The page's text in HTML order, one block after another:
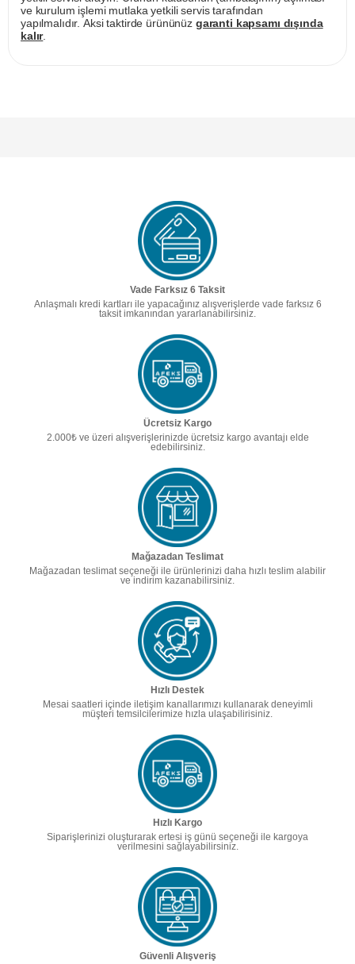
ve kurulum işlemi mutlaka yetkili servis tarafından
yapılmalıdır. Aksi taktirde ürününüz garanti kapsamı dışında
kalır.
Vade Farksız 6 Taksit
Anlaşmalı kredi kartları ile yapacağınız alışverişlerde vade farksız 6
taksit imkanından yararlanabilirsiniz.
Ücretsiz Kargo
2.000₺ ve üzeri alışverişlerinizde ücretsiz kargo avantajı elde
edebilirsiniz.
Mağazadan Teslimat
Mağazadan teslimat seçeneği ile ürünlerinizi daha hızlı teslim alabilir
ve indirim kazanabilirsiniz.
Hızlı Destek
Mesai saatleri içinde iletişim kanallarımızı kullanarak deneyimli
müşteri temsilcilerimize hızla ulaşabilirisiniz.
Hızlı Kargo
Siparişlerinizi oluşturarak ertesi iş günü seçeneği ile kargoya
verilmesini sağlayabilirsiniz.
Güvenli Alışveriş